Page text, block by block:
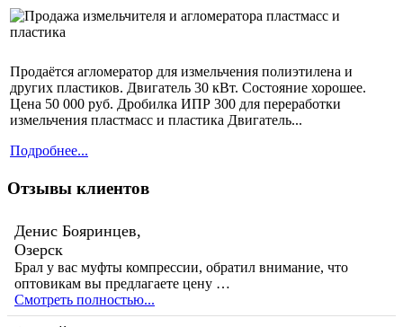
Продаётся агломератор для измельчения полиэтилена и
других пластиков. Двигатель 30 кВт. Состояние хорошее.
Цена 50 000 руб. Дробилка ИПР 300 для переработки
измельчения пластмасс и пластика Двигатель...
Подробнее...
Отзывы клиентов
Денис Бояринцев,
Озерск
Брал у вас муфты компрессии, обратил внимание, что
оптовикам вы предлагаете цену …
Смотреть полностью...